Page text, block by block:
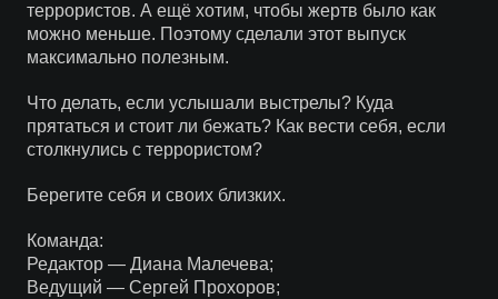
террористов. А ещё хотим, чтобы жертв было как
можно меньше. Поэтому сделали этот выпуск
максимально полезным.
Что делать, если услышали выстрелы? Куда
прятаться и стоит ли бежать? Как вести себя, если
столкнулись с террористом?
Берегите себя и своих близких.
Команда:
Редактор — Диана Малечева;
Ведущий — Сергей Прохоров;